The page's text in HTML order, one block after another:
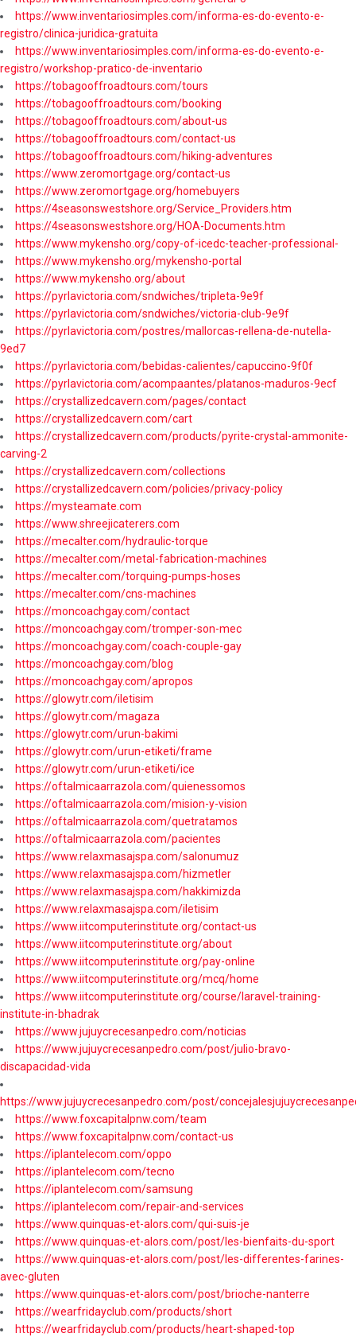
https://www.inventariosimples.com/informa-es-do-evento-e-
registro/clinica-juridica-gratuita
https://www.inventariosimples.com/informa-es-do-evento-e-
registro/workshop-pratico-de-inventario
https://tobagooffroadtours.com/tours
https://tobagooffroadtours.com/booking
https://tobagooffroadtours.com/about-us
https://tobagooffroadtours.com/contact-us
https://tobagooffroadtours.com/hiking-adventures
https://www.zeromortgage.org/contact-us
https://www.zeromortgage.org/homebuyers
https://4seasonswestshore.org/Service_Providers.htm
https://4seasonswestshore.org/HOA-Documents.htm
https://www.mykensho.org/copy-of-icedc-teacher-professional-
https://www.mykensho.org/mykensho-portal
https://www.mykensho.org/about
https://pyrlavictoria.com/sndwiches/tripleta-9e9f
https://pyrlavictoria.com/sndwiches/victoria-club-9e9f
https://pyrlavictoria.com/postres/mallorcas-rellena-de-nutella-
9ed7
https://pyrlavictoria.com/bebidas-calientes/capuccino-9f0f
https://pyrlavictoria.com/acompaantes/platanos-maduros-9ecf
https://crystallizedcavern.com/pages/contact
https://crystallizedcavern.com/cart
https://crystallizedcavern.com/products/pyrite-crystal-ammonite-
carving-2
https://crystallizedcavern.com/collections
https://crystallizedcavern.com/policies/privacy-policy
https://mysteamate.com
https://www.shreejicaterers.com
https://mecalter.com/hydraulic-torque
https://mecalter.com/metal-fabrication-machines
https://mecalter.com/torquing-pumps-hoses
https://mecalter.com/cns-machines
https://moncoachgay.com/contact
https://moncoachgay.com/tromper-son-mec
https://moncoachgay.com/coach-couple-gay
https://moncoachgay.com/blog
https://moncoachgay.com/apropos
https://glowytr.com/iletisim
https://glowytr.com/magaza
https://glowytr.com/urun-bakimi
https://glowytr.com/urun-etiketi/frame
https://glowytr.com/urun-etiketi/ice
https://oftalmicaarrazola.com/quienessomos
https://oftalmicaarrazola.com/mision-y-vision
https://oftalmicaarrazola.com/quetratamos
https://oftalmicaarrazola.com/pacientes
https://www.relaxmasajspa.com/salonumuz
https://www.relaxmasajspa.com/hizmetler
https://www.relaxmasajspa.com/hakkimizda
https://www.relaxmasajspa.com/iletisim
https://www.iitcomputerinstitute.org/contact-us
https://www.iitcomputerinstitute.org/about
https://www.iitcomputerinstitute.org/pay-online
https://www.iitcomputerinstitute.org/mcq/home
https://www.iitcomputerinstitute.org/course/laravel-training-
institute-in-bhadrak
https://www.jujuycrecesanpedro.com/noticias
https://www.jujuycrecesanpedro.com/post/julio-bravo-
discapacidad-vida
https://www.jujuycrecesanpedro.com/post/
https://www.foxcapitalpnw.com/team
https://www.foxcapitalpnw.com/contact-us
https://iplantelecom.com/oppo
https://iplantelecom.com/tecno
https://iplantelecom.com/samsung
https://iplantelecom.com/repair-and-services
https://www.quinquas-et-alors.com/qui-suis-je
https://www.quinquas-et-alors.com/post/les-bienfaits-du-sport
https://www.quinquas-et-alors.com/post/les-differentes-farines-
avec-gluten
https://www.quinquas-et-alors.com/post/brioche-nanterre
https://wearfridayclub.com/products/short
https://wearfridayclub.com/products/heart-shaped-top